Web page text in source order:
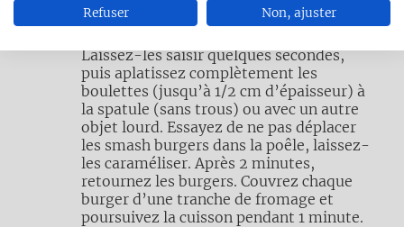
poêle. Placez les boulettes de viande dans
Laissez-les saisir quelques secondes,
puis aplatissez complètement les
boulettes (jusqu’à 1/2 cm d’épaisseur) à
la spatule (sans trous) ou avec un autre
objet lourd. Essayez de ne pas déplacer
les smash burgers dans la poêle, laissez-
les caraméliser. Après 2 minutes,
retournez les burgers. Couvrez chaque
burger d’une tranche de fromage et
poursuivez la cuisson pendant 1 minute.
Refuser Non, ajuster